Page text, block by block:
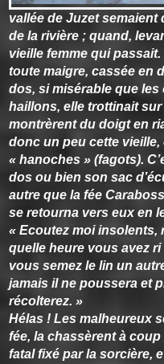
vallée de Juzet
de la rivière ; quand,
vieille femme qui
toute maigre, cassée en
dos, si misérable que
haillons, elle trottinait
montrèrent du doigt en
donc un peu cette
« hanoches » (fagots).
dos ou bien son sac
autre que la fée
se retourna vers eux en
« Ecoutez moi insolents,
quelle heure vous avez
vous semez le lin un
jamais il ne poussera et
récolterez. »
Hélas ! Les malheureux
fée, la chassèrent à
fatal fixé par la sorcière,